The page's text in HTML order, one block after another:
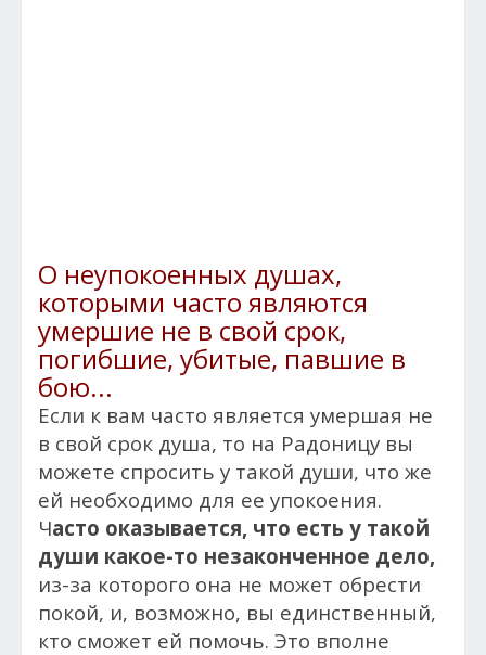
О неупокоенных душах,
которыми часто являются
умершие не в свой срок,
погибшие, убитые, павшие в
бою...
Если к вам часто является умершая не
в свой срок душа, то на Радоницу вы
можете спросить у такой души, что же
ей необходимо для ее упокоения.
Часто оказывается, что есть у такой
души какое-то незаконченное дело,
из-за которого она не может обрести
покой, и, возможно, вы единственный,
кто сможет ей помочь. Это вполне